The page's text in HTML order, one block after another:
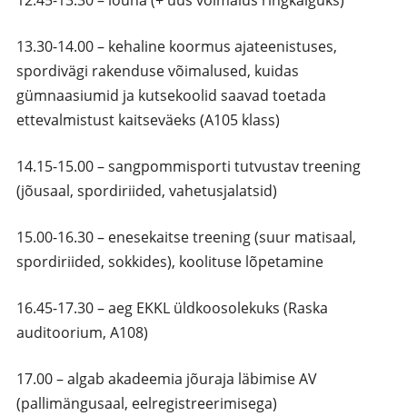
13.30-14.00 – kehaline koormus ajateenistuses,
spordivägi rakenduse võimalused, kuidas
gümnaasiumid ja kutsekoolid saavad toetada
ettevalmistust kaitseväeks (A105 klass)
14.15-15.00 – sangpommisporti tutvustav treening
(jõusaal, spordiriided, vahetusjalatsid)
15.00-16.30 – enesekaitse treening (suur matisaal,
spordiriided, sokkides), koolituse lõpetamine
16.45-17.30 – aeg EKKL üldkoosolekuks (Raska
auditoorium, A108)
17.00 – algab akadeemia jõuraja läbimise AV
(pallimängusaal, eelregistreerimisega)